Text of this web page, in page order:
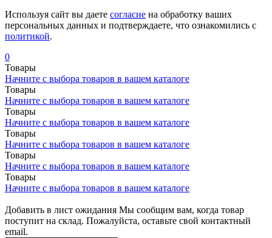
Используя сайт вы даете согласие на обработку ваших
персональных данных и подтверждаете, что ознакомились с
политикой.
0
Товары
Начните с выбора товаров в вашем каталоге
Товары
Начните с выбора товаров в вашем каталоге
Товары
Начните с выбора товаров в вашем каталоге
Товары
Начните с выбора товаров в вашем каталоге
Товары
Начните с выбора товаров в вашем каталоге
Товары
Начните с выбора товаров в вашем каталоге
Добавить в лист ожидания Мы сообщим вам, когда товар
поступит на склад. Пожалуйста, оставьте свой контактный
email.